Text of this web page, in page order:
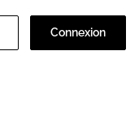
Connexion